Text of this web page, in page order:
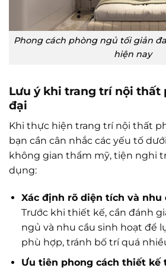
Phong cách phòng ngủ tối giản
hiện nay
Lưu ý khi trang trí nội thất
đại
Khi thực hiện trang trí nội thất
bạn cần cân nhắc các yếu tố
không gian thẩm mỹ, tiện nghi
dụng:
Xác định rõ diện tích và nhu
Trước khi thiết kế, cần đánh
ngủ và nhu cầu sinh hoạt để
phù hợp, tránh bố trí quá
Ưu tiên phong cách thiết kế